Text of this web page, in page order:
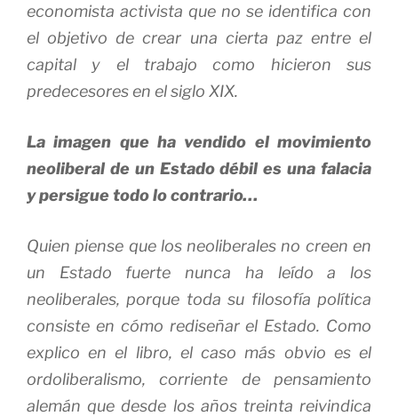
economista activista que no se identifica con
el objetivo de crear una cierta paz entre el
capital y el trabajo como hicieron sus
predecesores en el siglo XIX.
La imagen que ha vendido el movimiento
neoliberal de un Estado débil es una falacia
y persigue todo lo contrario…
Quien piense que los neoliberales no creen en
un Estado fuerte nunca ha leído a los
neoliberales, porque toda su filosofía política
consiste en cómo rediseñar el Estado. Como
explico en el libro, el caso más obvio es el
ordoliberalismo, corriente de pensamiento
alemán que desde los años treinta reivindica